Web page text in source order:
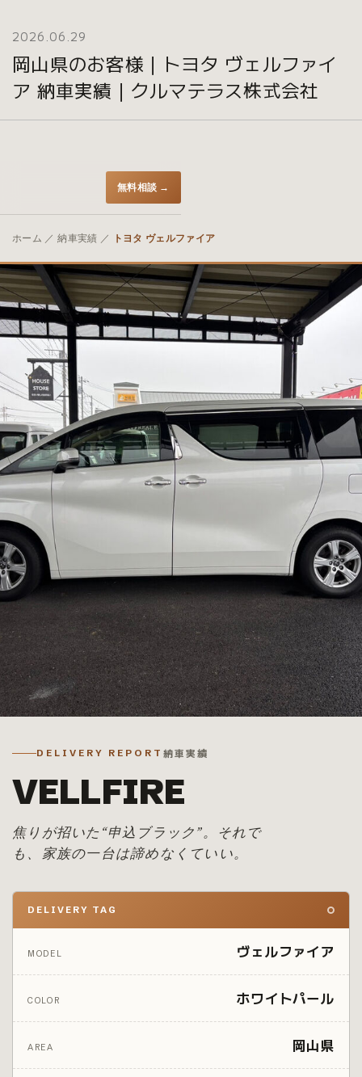
2026.06.29
岡山県のお客様｜トヨタ ヴェルファイ
ア 納車実績｜クルマテラス株式会社
無料相談 →
ホーム ／納車実績 ／ トヨタ ヴェルファイア
DELIVERY REPORT 納車実績
VELLFIRE
焦りが招いた“申込ブラック”。それで
も、家族の一台は諦めなくていい。
DELIVERY TAG
MODEL ヴェルファイア
COLOR ホワイトパール
AREA 岡山県